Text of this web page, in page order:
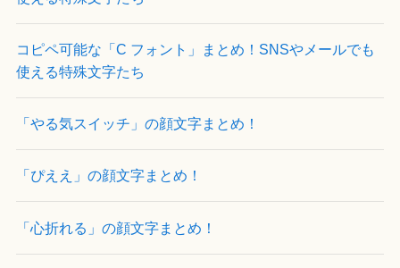
コピペ可能な「C フォント」まとめ！SNSやメールでも
使える特殊文字たち
「やる気スイッチ」の顔文字まとめ！
「ぴええ」の顔文字まとめ！
「心折れる」の顔文字まとめ！